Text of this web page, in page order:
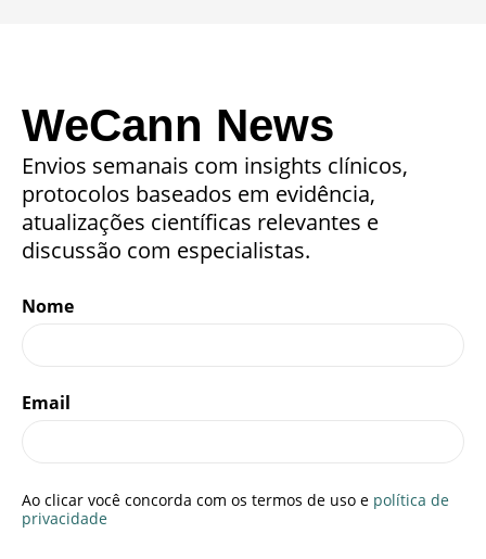
WeCann News
Envios semanais com insights clínicos,
protocolos baseados em evidência,
atualizações científicas relevantes e
discussão com especialistas.
Nome
Email
Ao clicar você concorda com os termos de uso e política de
privacidade